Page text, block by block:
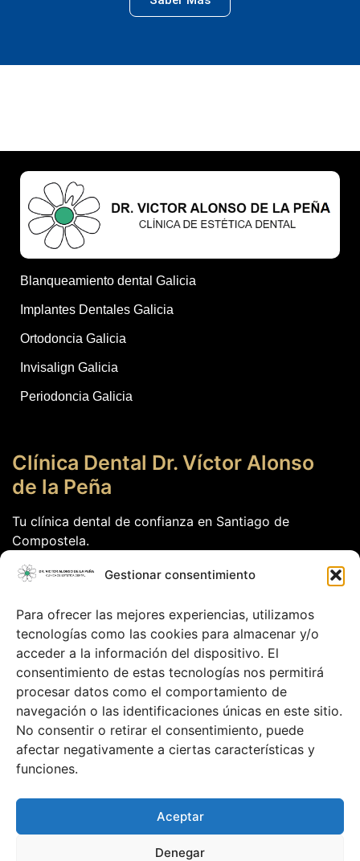
Gestionar consentimiento
Para ofrecer las mejores experiencias, utilizamos
tecnologías como las cookies para almacenar y/o
acceder a la información del dispositivo. El
consentimiento de estas tecnologías nos permitirá
procesar datos como el comportamiento de
navegación o las identificaciones únicas en este sitio.
No consentir o retirar el consentimiento, puede
afectar negativamente a ciertas características y
funciones.
Aceptar
Denegar
Blanqueamiento dental Galicia
Implantes Dentales Galicia
Ortodoncia Galicia
Invisalign Galicia
Periodoncia Galicia
Clínica Dental Dr. Víctor Alonso
de la Peña
Tu clínica dental de confianza en Santiago de
Compostela.
15701
Datos de contacto
clinicadentaldrvalonso@gmail.com
981.588.733
Aviso Legal
Política de privacidad
Política de cookies
Mapa Web
Clínica Odontológica En Santiago de Compostela
Copyright 2023 ©